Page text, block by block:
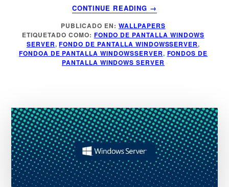
CONTINUE READING
ACERCA
DE
FONDO
DE
PANTALLA
WINDOWS
→
PUBLICADO EN: WALLPAPERS
ETIQUETADO COMO: FONDO DE PANTALLA WINDOWS
SERVER,FONDO DE PANTALLA WINDOWSSERVER,
FONDOA DE PANTALLA WINDOWSSERVER, FONDOS DE
PANTALLA WINDOWS SERVER